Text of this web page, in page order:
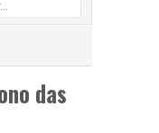
das